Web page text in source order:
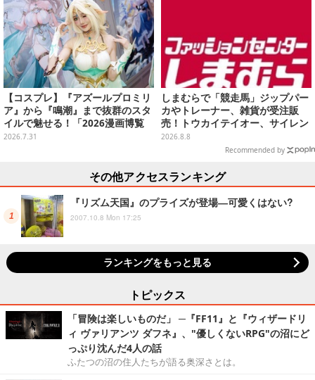
【コスプレ】『アズールプロミリ
ア』から『鳴潮』まで抜群のスタ
イルで魅せる！「2026漫画博覧
会」百花繚乱の台湾美女12選【写
2026.7.31
しまむらで「競走馬」ジップパー
カやトレーナー、雑貨が受注販
売！トウカイテイオー、サイレン
ススズカなど名馬をデザイン
2026.8.8
Recommended by
その他アクセスランキング
『リズム天国』のプライズが登場―可愛くはない?
2007.10.8 Mon 17:25
ランキングをもっと見る
トピックス
「冒険は楽しいものだ」 ─『FF11』と『ウィザードリ
ィ ヴァリアンツ ダフネ』、"優しくないRPG"の沼にど
っぷり沈んだ4人の話
ふたつの沼の住人たちが語る奥深さとは。